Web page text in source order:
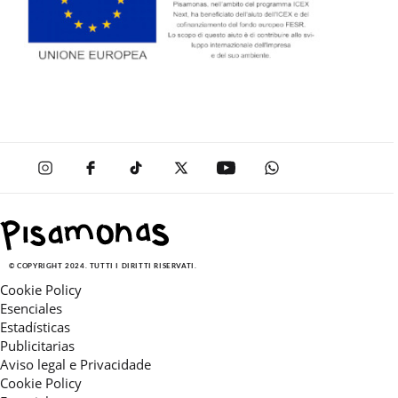
© COPYRIGHT 2024. TUTTI I DIRITTI RISERVATI.
Cookie Policy
Esenciales
Estadísticas
Publicitarias
Aviso legal e Privacidade
Cookie Policy